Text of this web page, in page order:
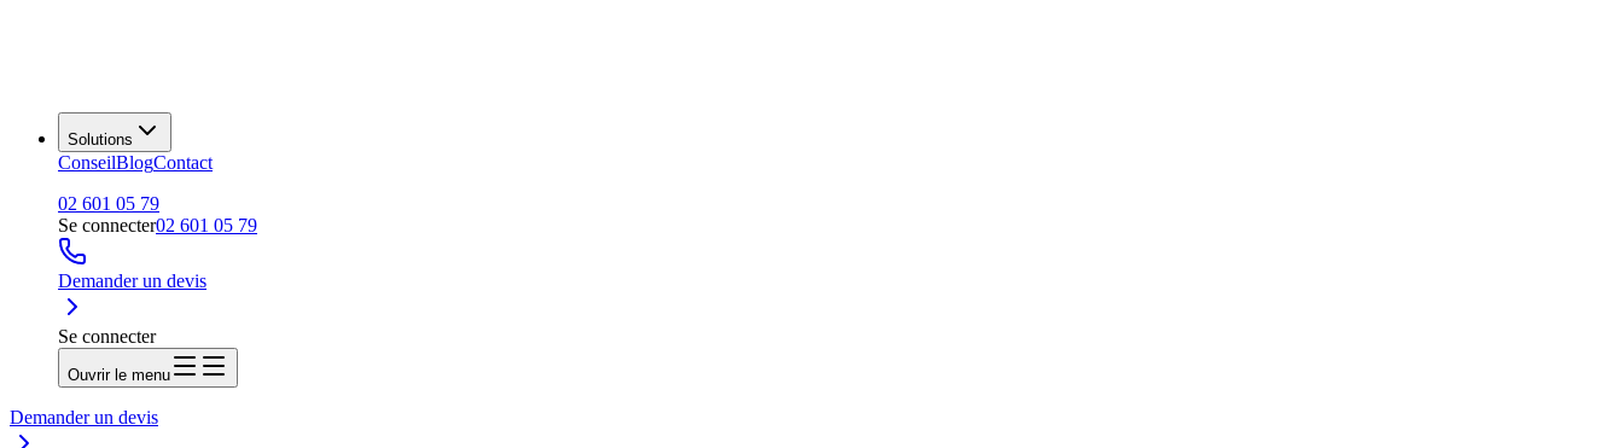
Solutions
ConseilBlogContact
02 601 05 79
Se connecter02 601 05 79
Demander un devis
Se connecter
Ouvrir le menu
Demander un devis